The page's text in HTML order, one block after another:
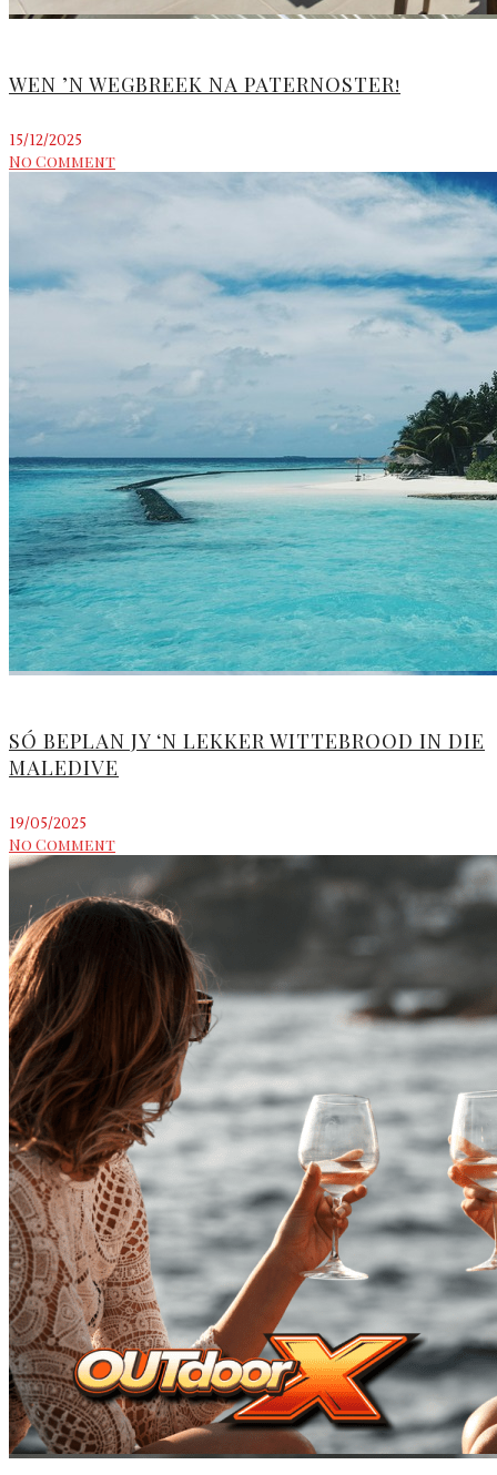
WEN ’N WEGBREEK NA PATERNOSTER!
15/12/2025
No Comment
SÓ BEPLAN JY ‘N LEKKER WITTEBROOD IN DIE
MALEDIVE
19/05/2025
No Comment